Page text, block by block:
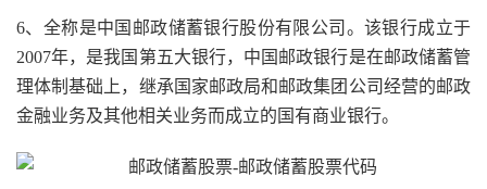
6、全称是中国邮政储蓄银行股份有限公司。该银行成立于
2007年，是我国第五大银行，中国邮政银行是在邮政储蓄管
理体制基础上，继承国家邮政局和邮政集团公司经营的邮政
金融业务及其他相关业务而成立的国有商业银行。